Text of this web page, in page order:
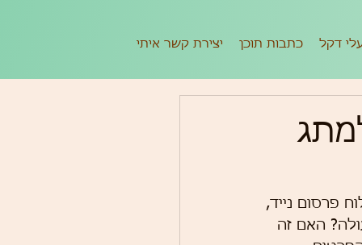
דקל כתבות תוכן יצירת קשר איתי
פרסום נייד,
האם זה